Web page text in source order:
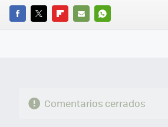
FACEBOOK
TWITTERFLIPBOARD
E-
WHATSAPP
Comentarios cerrados